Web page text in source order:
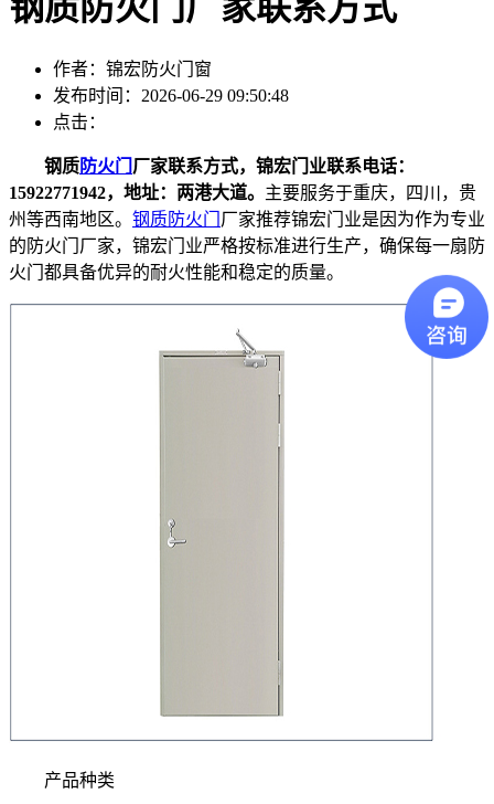
钢质防火门厂家联系方式
作者：锦宏防火门窗
发布时间：2026-06-29 09:50:48
点击：
钢质防火门 厂家联系方式，锦宏门业联系电话：
15922771942，地址：两港大道。 主要服务于重庆，四川，贵
州等西南地区。 钢质防火门 厂家推荐锦宏门业是因为作为专业
的防火门厂家，锦宏门业严格按标准进行生产，确保每一扇防
火门都具备优异的耐火性能和稳定的质量。
产品种类